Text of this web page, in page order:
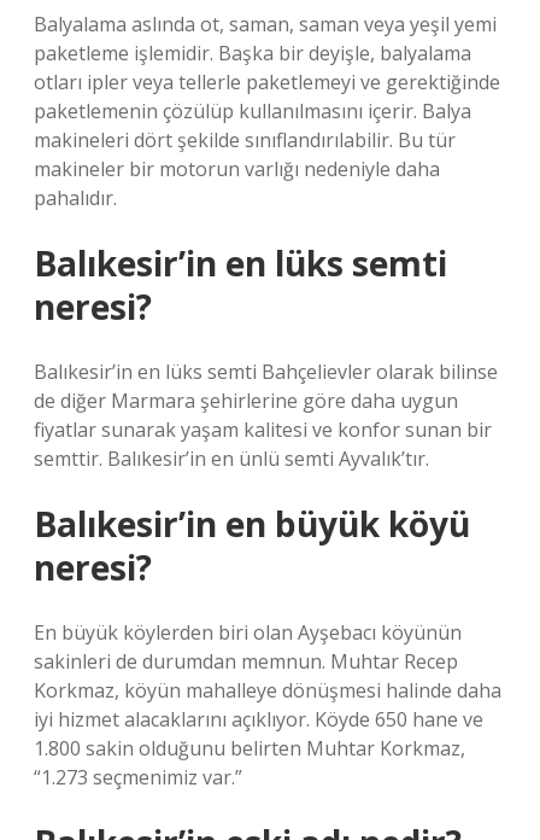
Balyalama aslında ot, saman, saman veya yeşil yemi
paketleme işlemidir. Başka bir deyişle, balyalama
otları ipler veya tellerle paketlemeyi ve gerektiğinde
paketlemenin çözülüp kullanılmasını içerir. Balya
makineleri dört şekilde sınıflandırılabilir. Bu tür
makineler bir motorun varlığı nedeniyle daha
pahalıdır.
Balıkesir’in en lüks semti
neresi?
Balıkesir’in en lüks semti Bahçelievler olarak bilinse
de diğer Marmara şehirlerine göre daha uygun
fiyatlar sunarak yaşam kalitesi ve konfor sunan bir
semttir. Balıkesir’in en ünlü semti Ayvalık’tır.
Balıkesir’in en büyük köyü
neresi?
En büyük köylerden biri olan Ayşebacı köyünün
sakinleri de durumdan memnun. Muhtar Recep
Korkmaz, köyün mahalleye dönüşmesi halinde daha
iyi hizmet alacaklarını açıklıyor. Köyde 650 hane ve
1.800 sakin olduğunu belirten Muhtar Korkmaz,
“1.273 seçmenimiz var.”